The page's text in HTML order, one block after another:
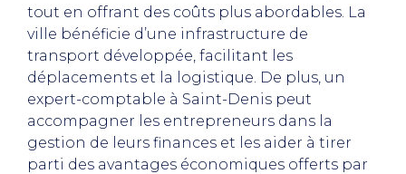
tout en offrant des coûts plus abordables. La
ville bénéficie d’une infrastructure de
transport développée, facilitant les
déplacements et la logistique. De plus, un
expert-comptable à Saint-Denis peut
accompagner les entrepreneurs dans la
gestion de leurs finances et les aider à tirer
parti des avantages économiques offerts par